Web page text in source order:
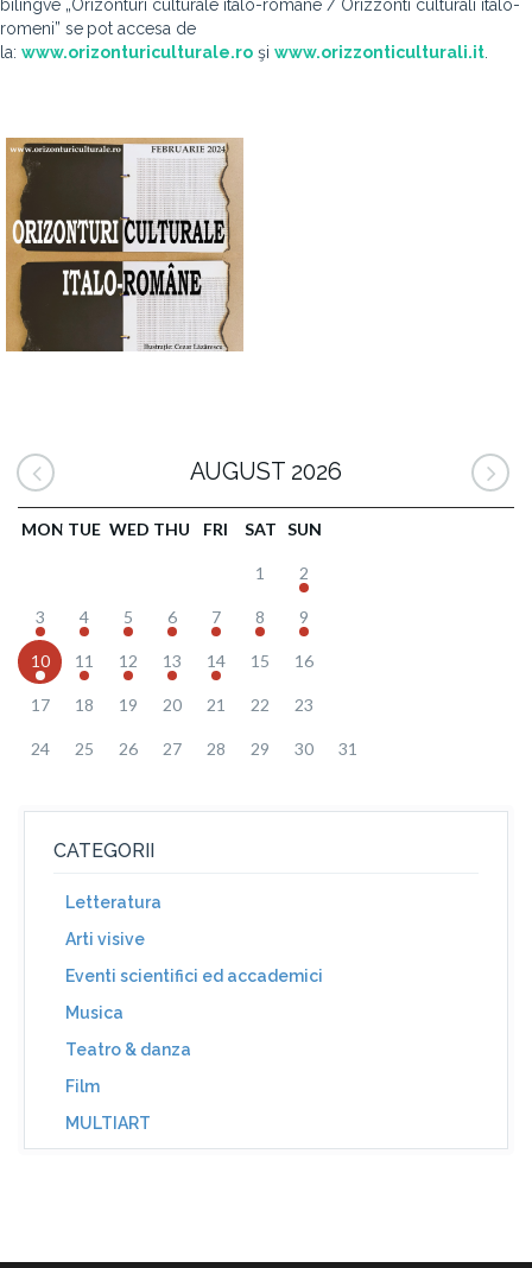
bilingve „Orizonturi culturale italo-române / Orizzonti culturali italo-
romeni” se pot accesa de
la: www.orizonturiculturale.ro şi www.orizzonticulturali.it
AUGUST 2026
MON TUE WED THU FRI SAT SUN
1 2
3 4 5 6 7 8 9
10 11 12 13 14 15 16
17 18 19 20 21 22 23
24 25 26 27 28 29 30 31
CATEGORII
Letteratura
Arti visive
Eventi scientifici ed accademici
Musica
Teatro & danza
Film
MULTIART